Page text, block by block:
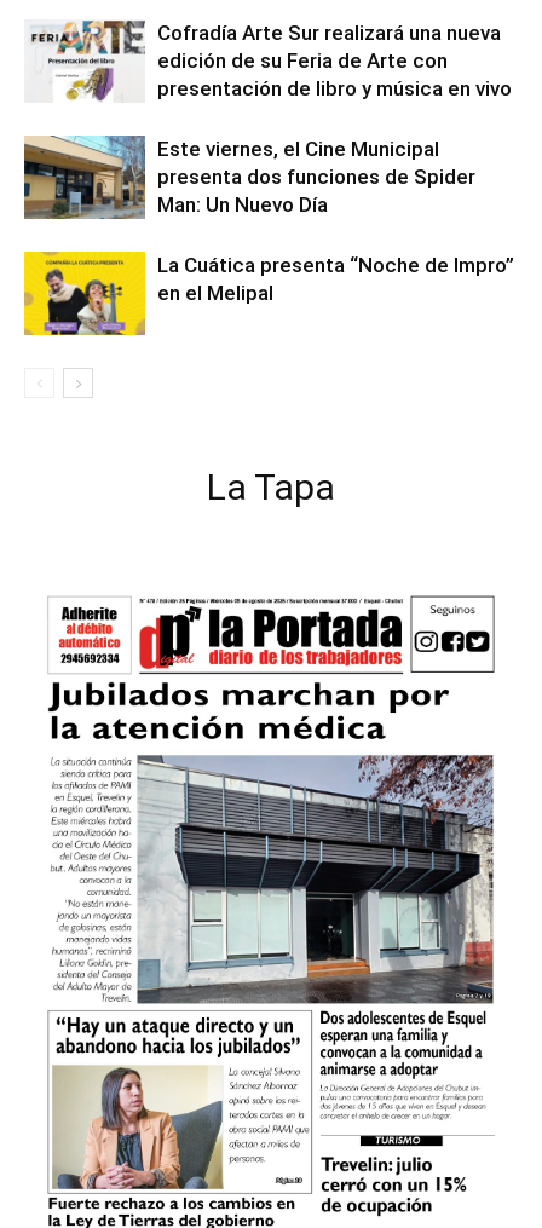
Cofradía Arte Sur realizará una nueva
edición de su Feria de Arte con
presentación de libro y música en vivo
Este viernes, el Cine Municipal
presenta dos funciones de Spider
Man: Un Nuevo Día
La Cuática presenta “Noche de Impro”
en el Melipal
La Tapa